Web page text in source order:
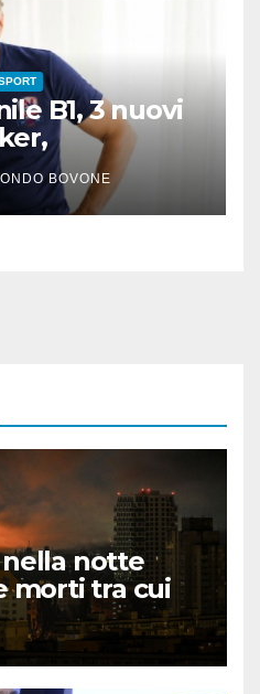
B1, 3 nuovi
e team
BOVONE
notte
morti tra cui